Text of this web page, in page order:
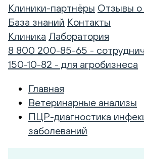
Клиники-партнёры Отзывы о
База знаний Контакты
Клиника Лаборатория
8 800 200-85-65 -
150-10-82 - для агробизнеса
Главная
Ветеринарные анализы
ПЦР-диагностика
заболеваний